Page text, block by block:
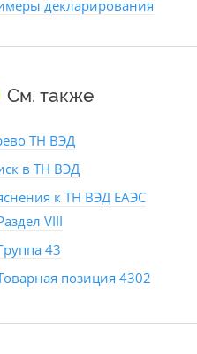
декларирования
См. также
ТН ВЭД
в ТН ВЭД
к ТН ВЭД ЕАЭС
VIII
43
позиция 4302